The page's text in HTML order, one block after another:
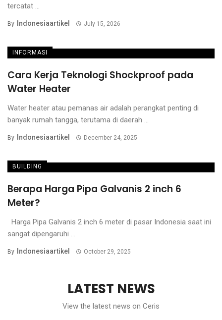
tercatat ...
By Indonesiaartikel July 15, 2026
INFORMASI
Cara Kerja Teknologi Shockproof pada
Water Heater
Water heater atau pemanas air adalah perangkat penting di
banyak rumah tangga, terutama di daerah ...
By Indonesiaartikel December 24, 2025
BUILDING
Berapa Harga Pipa Galvanis 2 inch 6
Meter?
Harga Pipa Galvanis 2 inch 6 meter di pasar Indonesia saat ini
sangat dipengaruhi ...
By Indonesiaartikel October 29, 2025
LATEST NEWS
View the latest news on Ceris